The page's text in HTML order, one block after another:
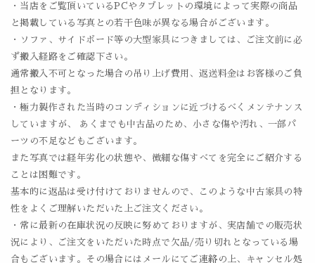
・当店をご覧頂いているPCやタブレットの環境によって実際の商品
と掲載している写真との若干色味が異なる場合がございます。
・ソファ、サイドボード等の大型家具につきましては、ご注文前に必
ず搬入経路をご確認下さい。
通常搬入不可となった場合の吊り上げ費用、返送料金はお客様のご負
担となります。
・極力製作された当時のコンディションに近づけるべくメンテナンス
していますが、 あくまでも中古品のため、小さな傷や汚れ、一部パ
ーツの不足などもございます。
また写真では経年劣化の状態や、微細な傷すべてを完全にご紹介する
ことは困難です。
基本的に返品は受け付けておりませんので、このような中古家具の特
性をよくご理解いただいた上ご注文ください。
・常に最新の在庫状況の反映に努めておりますが、実店舗での販売状
況により、ご注文をいただいた時点で欠品/売り切れとなっている場
合もございます。その場合にはメールにてご連絡の上、キャンセル処